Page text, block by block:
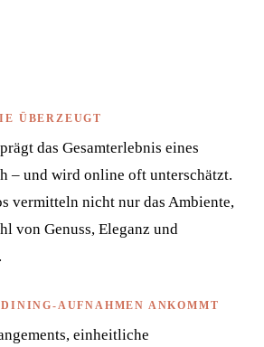
ÜBERZEUGT
das Gesamterlebnis eines
– und wird online oft unterschätzt.
vermitteln nicht nur das Ambiente,
von Genuss, Eleganz und
AUFNAHMEN ANKOMMT
einheitliche